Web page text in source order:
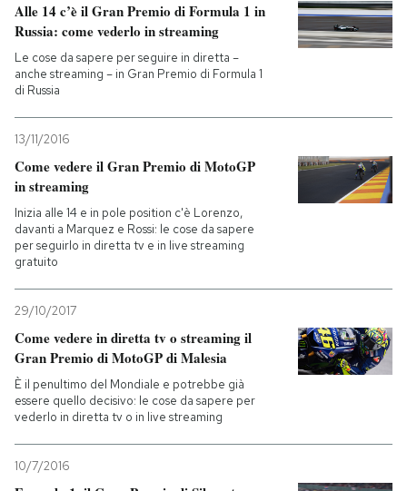
Alle 14 c’è il Gran Premio di Formula 1 in
Russia: come vederlo in streaming
Le cose da sapere per seguire in diretta –
anche streaming – in Gran Premio di Formula 1
di Russia
13/11/2016
Come vedere il Gran Premio di MotoGP
in streaming
Inizia alle 14 e in pole position c'è Lorenzo,
davanti a Marquez e Rossi: le cose da sapere
per seguirlo in diretta tv e in live streaming
gratuito
29/10/2017
Come vedere in diretta tv o streaming il
Gran Premio di MotoGP di Malesia
È il penultimo del Mondiale e potrebbe già
essere quello decisivo: le cose da sapere per
vederlo in diretta tv o in live streaming
10/7/2016